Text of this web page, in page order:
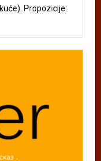
Propozicije: